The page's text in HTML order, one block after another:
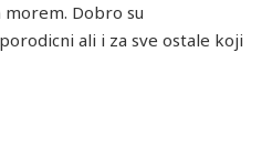
Dobro su
ali i za sve ostale koji